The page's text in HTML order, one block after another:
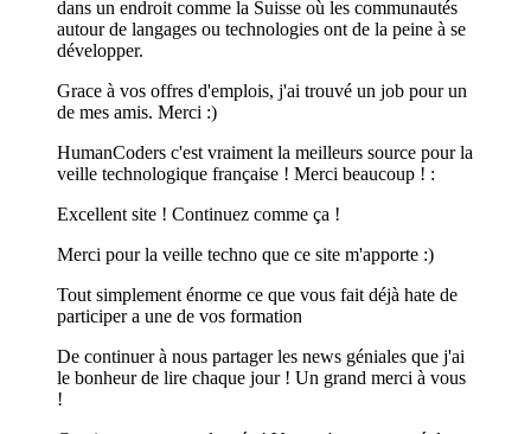
dans un endroit comme la Suisse où les communautés
autour de langages ou technologies ont de la peine à se
développer.
Grace à vos offres d'emplois, j'ai trouvé un job pour un
de mes amis. Merci :)
HumanCoders c'est vraiment la meilleurs source pour la
veille technologique française ! Merci beaucoup ! :
Excellent site ! Continuez comme ça !
Merci pour la veille techno que ce site m'apporte :)
Tout simplement énorme ce que vous fait déjà hate de
participer a une de vos formation
De continuer à nous partager les news géniales que j'ai
le bonheur de lire chaque jour ! Un grand merci à vous
!